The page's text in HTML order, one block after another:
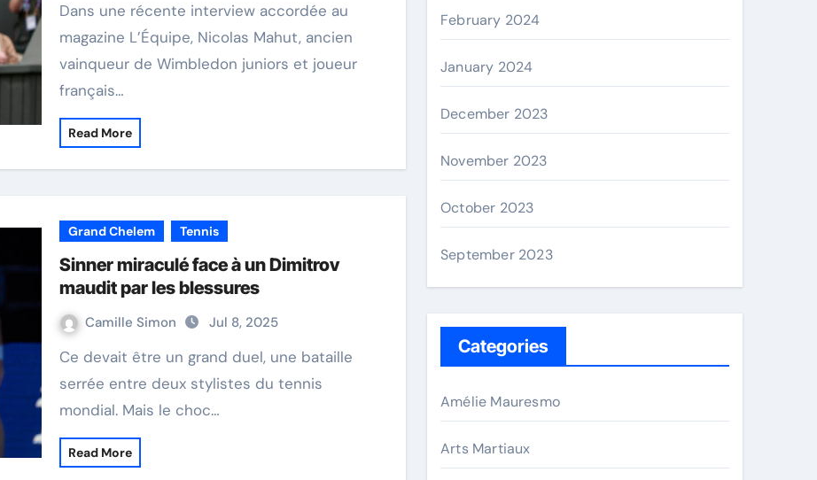
Dans une récente interview accordée au
magazine L’Équipe, Nicolas Mahut, ancien
vainqueur de Wimbledon juniors et joueur
français…
Read More
Grand Chelem Tennis
Sinner miraculé face à un Dimitrov
maudit par les blessures
Camille Simon Jul 8, 2025
Ce devait être un grand duel, une bataille
serrée entre deux stylistes du tennis
mondial. Mais le choc…
Read More
February 2024
January 2024
December 2023
November 2023
October 2023
September 2023
Categories
Amélie Mauresmo
Arts Martiaux